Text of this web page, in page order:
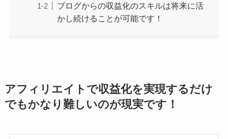
ブログからの収益化のスキルは将来に活
かし続けることが可能です！
アフィリエイトで収益化を実現するだけ
でもかなり難しいのが現実です！